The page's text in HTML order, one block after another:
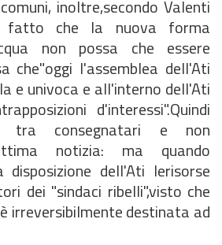
inoltre,secondo Valenti
fatto che la nuova forma
non possa che essere
che"oggi l'assemblea dell'Ati
e univoca e all'interno dell'Ati
d'interessi".Quindi
tra consegnatari e non
notizia: ma quando
disposizione dell'Ati lerisorse
dei "sindaci ribelli",visto che
irreversibilmente destinata ad